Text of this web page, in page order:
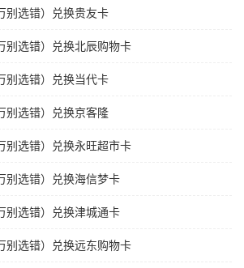
别选错）兑换贵友卡
别选错）兑换北辰购物卡
别选错）兑换当代卡
别选错）兑换京客隆
别选错）兑换永旺超市卡
别选错）兑换海信梦卡
别选错）兑换津城通卡
别选错）兑换远东购物卡